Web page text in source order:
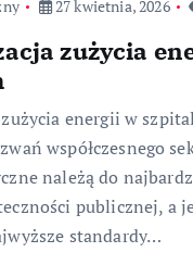
27 kwietnia, 2026
zużycia
energii w
współczesnego
należą do
publicznej, a
standardy…